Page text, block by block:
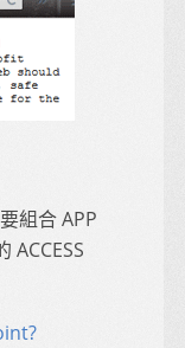
組合 APP
ACCESS